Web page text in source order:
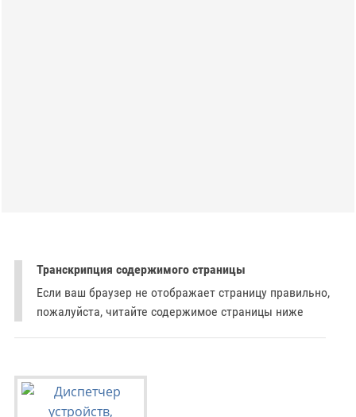
Транскрипция содержимого страницы
Если ваш браузер не отображает страницу правильно,
пожалуйста, читайте содержимое страницы ниже